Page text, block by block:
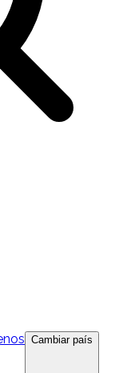
Cambiar país